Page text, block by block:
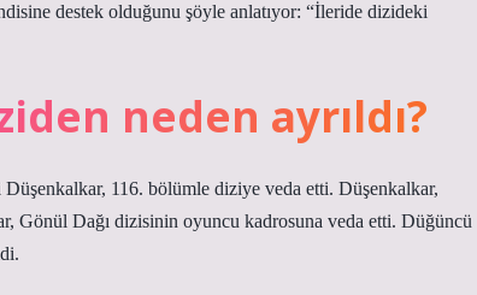
destek olduğunu şöyle anlatıyor: “İleride dizideki
neden ayrıldı?
116. bölümle diziye veda etti. Düşenkalkar,
Gönül Dağı dizisinin oyuncu kadrosuna veda etti. Düğüncü